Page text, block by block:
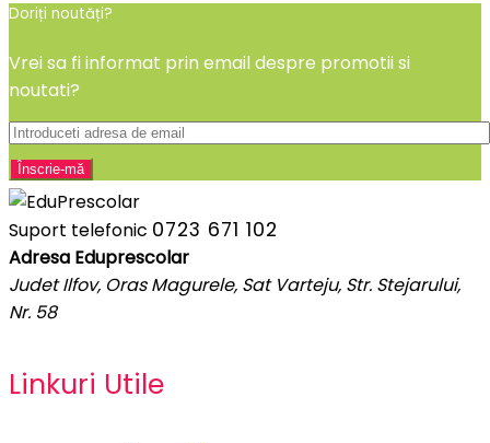
Doriți noutăți?
Vrei sa fi informat prin email despre promotii si
noutati?
Suport telefonic 0723 671 102
Adresa Eduprescolar
Judet Ilfov, Oras Magurele, Sat Varteju, Str. Stejarului,
Nr. 58
Linkuri Utile